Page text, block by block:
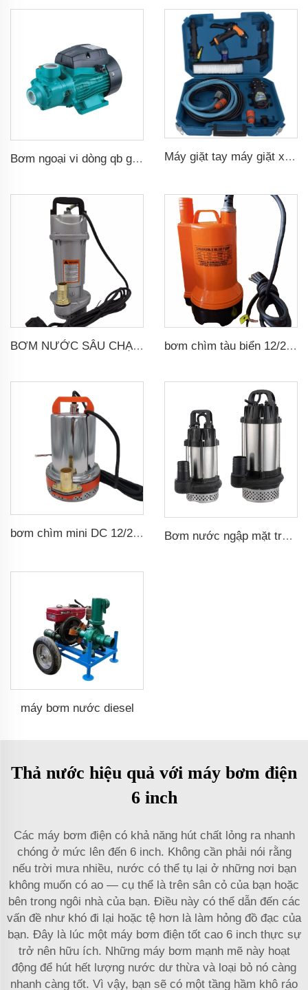
Bơm ngoại vi dòng qb gia dụng 0.37kw 0.5hp qb60 bơm tăng cường nước xoáy điện giá Máy giặt tay máy giặt xe hơi áp suất cao máy bơm 12v
BƠM NƯỚC SÂU CHẠY BẰNG PIN NĂNG LƯỢNG MẶT TRỜI DC bơm chìm tàu biển 12/24V loại bỏ nước sàn tàu
bơm chìm mini DC 12/24/48/60V có bàn chải Bơm nước ngập mặt trời bơm nước tưới tiêu
máy bơm nước diesel
Thả nước hiệu quả với máy bơm điện
6 inch
Các máy bơm điện có khả năng hút chất lỏng ra nhanh
chóng ở mức lên đến 6 inch. Không cần phải nói rằng
nếu trời mưa nhiều, nước có thể tụ lại ở những nơi bạn
không muốn có ao — cụ thể là trên sân cỏ của bạn hoặc
bên trong ngôi nhà của bạn. Điều này có thể dẫn đến các
vấn đề như khó đi lại hoặc tệ hơn là làm hỏng đồ đạc của
bạn. Đây là lúc một máy bơm điện tốt cao 6 inch thực sự
trở nên hữu ích. Những máy bơm mạnh mẽ này hoạt
động để hút hết lượng nước dư thừa và loại bỏ nó càng
nhanh càng tốt. Vì vậy, bạn sẽ có một tầng hầm khô ráo